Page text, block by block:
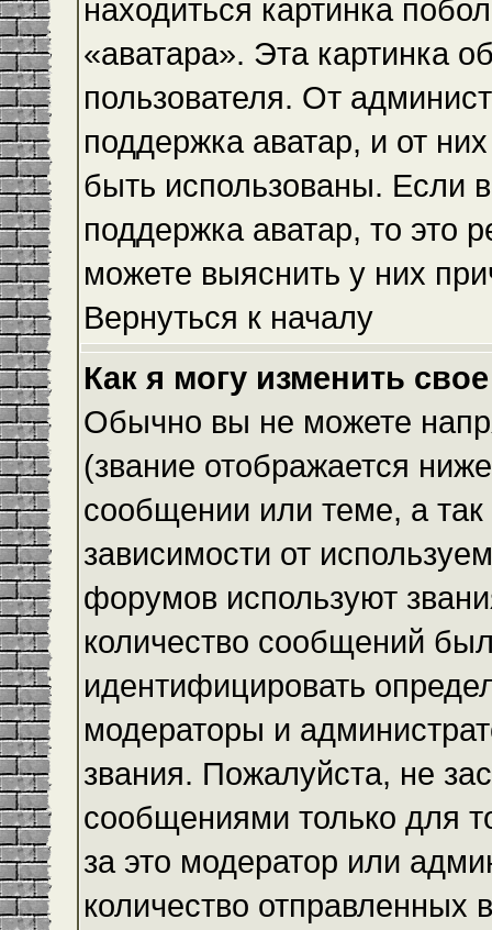
находиться картинка
«аватара». Эта картинка
пользователя. От
поддержка аватар, и от
быть использованы. Если
поддержка аватар, то это
можете выяснить у них
Вернуться к началу
Как я могу изменить
Обычно вы не можете
(звание отображается
сообщении или теме, а
зависимости от
форумов используют
количество сообщений
идентифицировать
модераторы и
звания. Пожалуйста, не
сообщениями только для
за это модератор или
количество